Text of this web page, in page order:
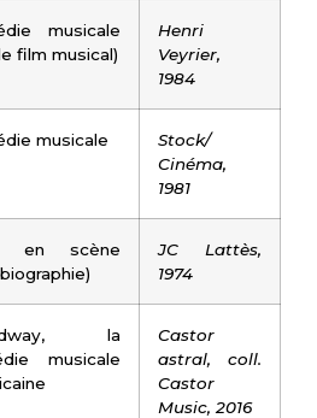
musicale
film musical)
Henri
Veyrier,
1984
musicale
Stock/
Cinéma,
1981
en scène
JC Lattès,
1974
la
musicale
Castor
astral, coll.
Castor
Music, 2016